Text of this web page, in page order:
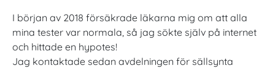
I början av 2018 försäkrade läkarna mig om att alla
mina tester var normala, så jag sökte själv på internet
och hittade en hypotes!
Jag kontaktade sedan avdelningen för sällsynta